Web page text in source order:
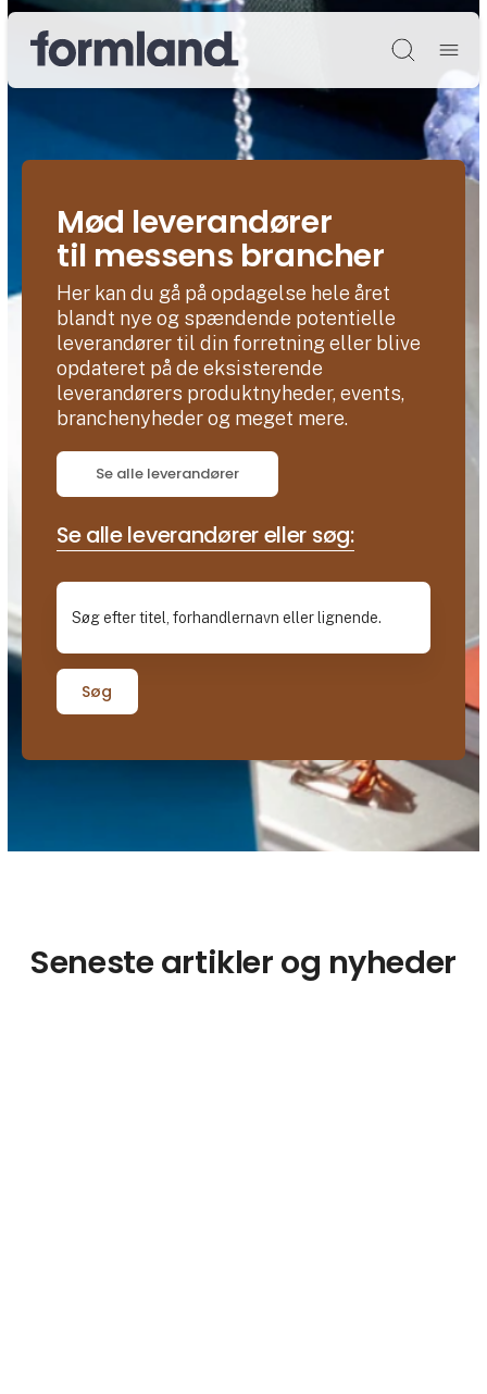
Søg
Mød leverandører
til messens brancher
Her kan du gå på opdagelse hele året
blandt nye og spændende potentielle
leverandører til din forretning eller blive
opdateret på de eksisterende
leverandørers produktnyheder, events,
branchenyheder og meget mere.
Se alle leverandører
Se alle leverandører eller søg:
Søg
Seneste artikler og nyheder